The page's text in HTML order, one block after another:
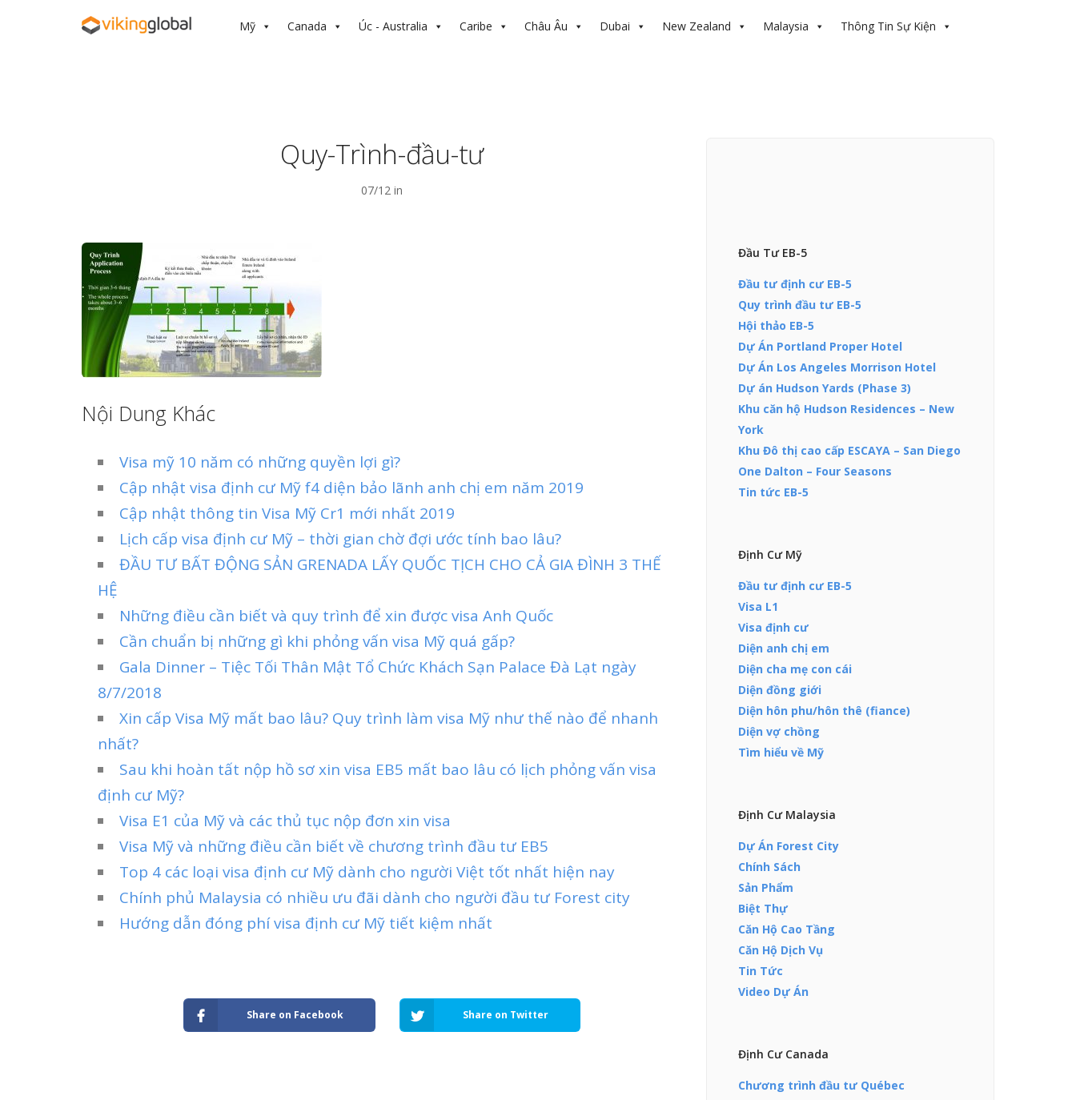
Mỹ Canada Úc - Australia Caribe Châu Âu Dubai New Zealand Malaysia Thông Tin Sự Kiện
Quy-Trình-đầu-tư
07/12 in
Nội Dung Khác
Visa mỹ 10 năm có những quyền lợi gì?
Cập nhật visa định cư Mỹ f4 diện bảo lãnh anh chị em năm 2019
Cập nhật thông tin Visa Mỹ Cr1 mới nhất 2019
Lịch cấp visa định cư Mỹ – thời gian chờ đợi ước tính bao lâu?
ĐẦU TƯ BẤT ĐỘNG SẢN GRENADA LẤY QUỐC TỊCH CHO CẢ GIA ĐÌNH 3 THẾ
HỆ
Những điều cần biết và quy trình để xin được visa Anh Quốc
Cần chuẩn bị những gì khi phỏng vấn visa Mỹ quá gấp?
Gala Dinner – Tiệc Tối Thân Mật Tổ Chức Khách Sạn Palace Đà Lạt ngày
8/7/2018
Xin cấp Visa Mỹ mất bao lâu? Quy trình làm visa Mỹ như thế nào để nhanh
nhất?
Sau khi hoàn tất nộp hồ sơ xin visa EB5 mất bao lâu có lịch phỏng vấn visa
định cư Mỹ?
Visa E1 của Mỹ và các thủ tục nộp đơn xin visa
Visa Mỹ và những điều cần biết về chương trình đầu tư EB5
Top 4 các loại visa định cư Mỹ dành cho người Việt tốt nhất hiện nay
Chính phủ Malaysia có nhiều ưu đãi dành cho người đầu tư Forest city
Hướng dẫn đóng phí visa định cư Mỹ tiết kiệm nhất
Share on Facebook Share on Twitter
Đầu Tư EB-5
Đầu tư định cư EB-5
Quy trình đầu tư EB-5
Hội thảo EB-5
Dự Án Portland Proper Hotel
Dự Án Los Angeles Morrison Hotel
Dự án Hudson Yards (Phase 3)
Khu căn hộ Hudson Residences – New
York
Khu Đô thị cao cấp ESCAYA – San Diego
One Dalton – Four Seasons
Tin tức EB-5
Định Cư Mỹ
Đầu tư định cư EB-5
Visa L1
Visa định cư
Diện anh chị em
Diện cha mẹ con cái
Diện đồng giới
Diện hôn phu/hôn thê (fiance)
Diện vợ chồng
Tìm hiểu về Mỹ
Định Cư Malaysia
Dự Án Forest City
Chính Sách
Sản Phẩm
Biệt Thự
Căn Hộ Cao Tầng
Căn Hộ Dịch Vụ
Tin Tức
Video Dự Án
Định Cư Canada
Chương trình đầu tư Québec